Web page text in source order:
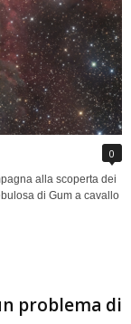
0
alla scoperta dei
di Gum a cavallo
problema di